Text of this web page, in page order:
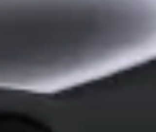
Hoe neem ik contact op met Terwolde Rijssen?